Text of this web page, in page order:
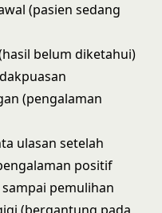
(pasien sedang
belum diketahui)
(pengalaman
ulasan setelah
positif
pemulihan